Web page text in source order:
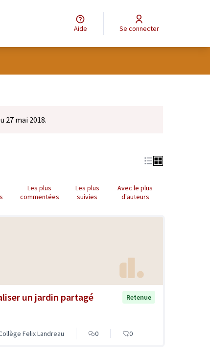
Aide Se connecter
27 mai 2018.
Les plus
commentées
Les plus
suivies
Avec le plus
d'auteurs
un jardin partagé Retenue
Felix Landreau 0 0